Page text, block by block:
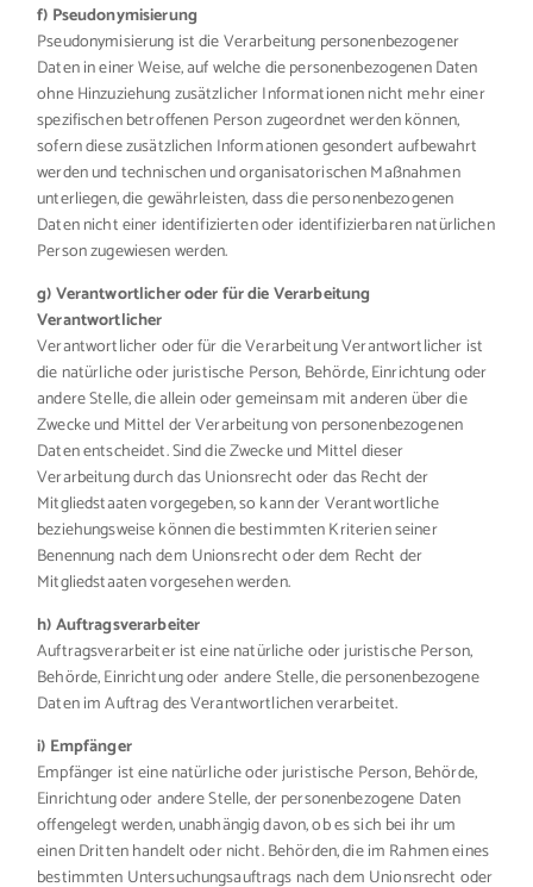
f) Pseudonymisierung
Pseudonymisierung ist die Verarbeitung personenbezogener
Daten in einer Weise, auf welche die personenbezogenen Daten
ohne Hinzuziehung zusätzlicher Informationen nicht mehr einer
spezifischen betroffenen Person zugeordnet werden können,
sofern diese zusätzlichen Informationen gesondert aufbewahrt
werden und technischen und organisatorischen Maßnahmen
unterliegen, die gewährleisten, dass die personenbezogenen
Daten nicht einer identifizierten oder identifizierbaren natürlichen
Person zugewiesen werden.
g) Verantwortlicher oder für die Verarbeitung
Verantwortlicher
Verantwortlicher oder für die Verarbeitung Verantwortlicher ist
die natürliche oder juristische Person, Behörde, Einrichtung oder
andere Stelle, die allein oder gemeinsam mit anderen über die
Zwecke und Mittel der Verarbeitung von personenbezogenen
Daten entscheidet. Sind die Zwecke und Mittel dieser
Verarbeitung durch das Unionsrecht oder das Recht der
Mitgliedstaaten vorgegeben, so kann der Verantwortliche
beziehungsweise können die bestimmten Kriterien seiner
Benennung nach dem Unionsrecht oder dem Recht der
Mitgliedstaaten vorgesehen werden.
h) Auftragsverarbeiter
Auftragsverarbeiter ist eine natürliche oder juristische Person,
Behörde, Einrichtung oder andere Stelle, die personenbezogene
Daten im Auftrag des Verantwortlichen verarbeitet.
i) Empfänger
Empfänger ist eine natürliche oder juristische Person, Behörde,
Einrichtung oder andere Stelle, der personenbezogene Daten
offengelegt werden, unabhängig davon, ob es sich bei ihr um
einen Dritten handelt oder nicht. Behörden, die im Rahmen eines
bestimmten Untersuchungsauftrags nach dem Unionsrecht oder